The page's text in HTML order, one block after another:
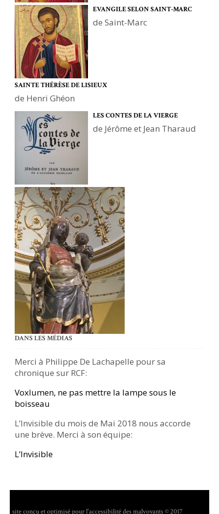
EVANGILE SELON SAINT-MARC
de Saint-Marc
SAINTE THÉRÈSE DE LISIEUX
de Henri Ghéon
LES CONTES DE LA VIERGE
de Jérôme et Jean Tharaud
DANS LES MÉDIAS
Merci à Philippe De Lachapelle pour sa
chronique sur RCF:
Voxlumen, ne pas mettre la lampe sous le
boisseau
L’Invisible du mois de Mai 2018 nous accorde
une brève. Merci à son équipe:
L’Invisible
site conçu et optimisé pour l'accessibilité des malvoyants © 2017